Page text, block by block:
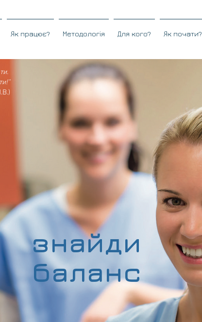
Як працює? Методологія Для кого? Як почати?
!"
знайди
баланс